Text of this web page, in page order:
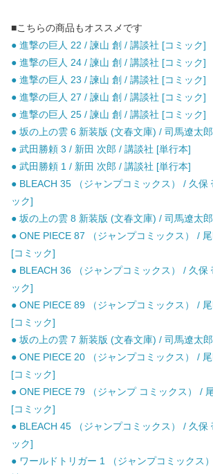
■こちらの商品もオススメです
● 進撃の巨人 22 / 諫山 創 / 講談社 [コミック]
● 進撃の巨人 24 / 諫山 創 / 講談社 [コミック]
● 進撃の巨人 23 / 諫山 創 / 講談社 [コミック]
● 進撃の巨人 27 / 諫山 創 / 講談社 [コミック]
● 進撃の巨人 25 / 諫山 創 / 講談社 [コミック]
● 坂の上の雲 6 新装版 (文春文庫) / 司馬遼太
● 武田勝頼 3 / 新田 次郎 / 講談社 [単行本]
● 武田勝頼 1 / 新田 次郎 / 講談社 [単行本]
● BLEACH 35 （ジャンプコミックス） / 久保
ック]
● 坂の上の雲 8 新装版 (文春文庫) / 司馬遼太
● ONE PIECE 87 （ジャンプコミックス） /
[コミック]
● BLEACH 36 （ジャンプコミックス） / 久保
ック]
● ONE PIECE 89 （ジャンプコミックス） /
[コミック]
● 坂の上の雲 7 新装版 (文春文庫) / 司馬遼太
● ONE PIECE 20 （ジャンプコミックス） /
[コミック]
● ONE PIECE 79 （ジャンプ コミックス） /
[コミック]
● BLEACH 45 （ジャンプコミックス） / 久保
ック]
● ワールドトリガー 1 （ジャンプコミックス